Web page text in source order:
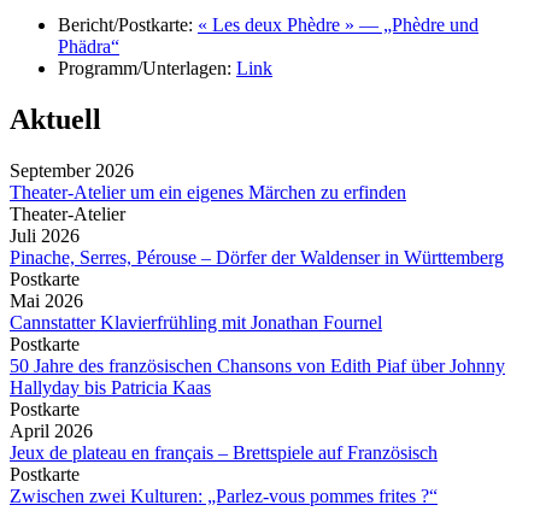
Bericht/Postkarte: « Les deux Phèdre » — „Phèdre und
Phädra“
Programm/Unterlagen: Link
Aktuell
September 2026
Theater-Atelier um ein eigenes Märchen zu erfinden
Theater-Atelier
Juli 2026
Pinache, Serres, Pérouse – Dörfer der Waldenser in Württemberg
Postkarte
Mai 2026
Cannstatter Klavierfrühling mit Jonathan Fournel
Postkarte
50 Jahre des französischen Chansons von Edith Piaf über Johnny
Hallyday bis Patricia Kaas
Postkarte
April 2026
Jeux de plateau en français – Brettspiele auf Französisch
Postkarte
Zwischen zwei Kulturen: „Parlez-vous pommes frites ?“